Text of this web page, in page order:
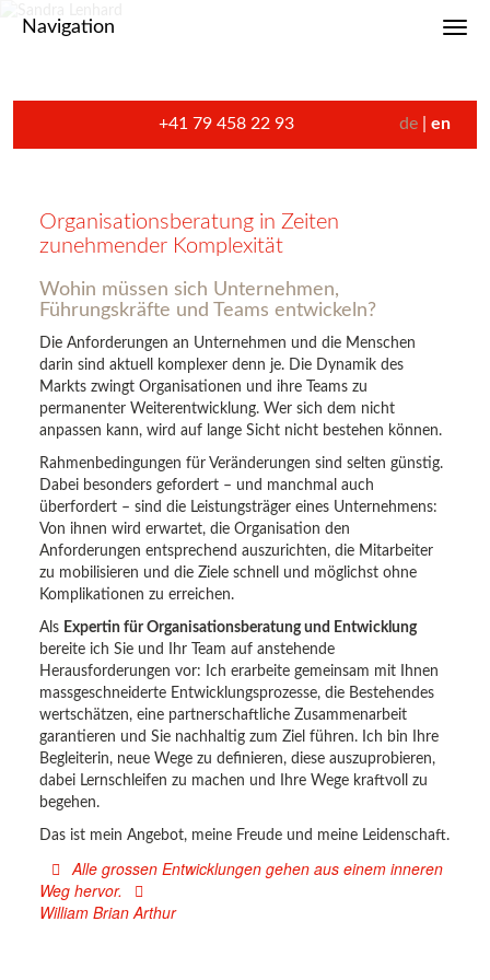
Navigation
+41 79 458 22 93 de en
Organisationsberatung in Zeiten
zunehmender Komplexität
Wohin müssen sich Unternehmen,
Führungskräfte und Teams entwickeln?
Die Anforderungen an Unternehmen und die Menschen
darin sind aktuell komplexer denn je. Die Dynamik des
Markts zwingt Organisationen und ihre Teams zu
permanenter Weiterentwicklung. Wer sich dem nicht
anpassen kann, wird auf lange Sicht nicht bestehen können.
Rahmenbedingungen für Veränderungen sind selten günstig.
Dabei besonders gefordert – und manchmal auch
überfordert – sind die Leistungsträger eines Unternehmens:
Von ihnen wird erwartet, die Organisation den
Anforderungen entsprechend auszurichten, die Mitarbeiter
zu mobilisieren und die Ziele schnell und möglichst ohne
Komplikationen zu erreichen.
Als Expertin für Organisationsberatung und Entwicklung
bereite ich Sie und Ihr Team auf anstehende
Herausforderungen vor: Ich erarbeite gemeinsam mit Ihnen
massgeschneiderte Entwicklungsprozesse, die Bestehendes
wertschätzen, eine partnerschaftliche Zusammenarbeit
garantieren und Sie nachhaltig zum Ziel führen. Ich bin Ihre
Begleiterin, neue Wege zu definieren, diese auszuprobieren,
dabei Lernschleifen zu machen und Ihre Wege kraftvoll zu
begehen.
Das ist mein Angebot, meine Freude und meine Leidenschaft.
Alle grossen Entwicklungen gehen aus einem inneren
Weg hervor.
William Brian Arthur